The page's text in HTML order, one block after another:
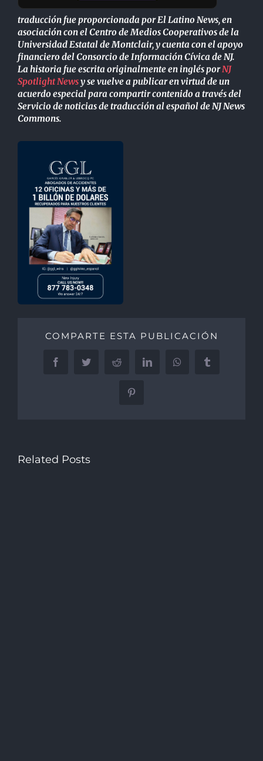
traducción fue proporcionada por El Latino News, en
asociación con el Centro de Medios Cooperativos de la
Universidad Estatal de Montclair, y cuenta con el apoyo
financiero del Consorcio de Información Cívica de NJ.
La historia fue escrita originalmente en inglés porNJ
Spotlight Newsy se vuelve a publicar en virtud de un
acuerdo especial para compartir contenido a través del
Servicio de noticias de traducción al español de NJ News
Commons.
COMPARTE ESTA PUBLICACIÓN
FacebookTwitter Reddit LinkedInWhatsAppTumblr
Pinterest
Related Posts